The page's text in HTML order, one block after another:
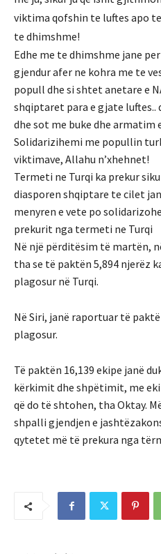
viktima qofshin te luftes apo
te dhimshme!
Edhe me te dhimshme jane
gjendur afer ne kohra me te
popull dhe si shtet anetare e
shqiptaret para e gjate luftes..
dhe sot me buke dhe armatim
Solidarizihemi me popullin
viktimave, Allahu n’xhehnet!
Termeti ne Turqi ka prekur
diasporen shqiptare te cilet
menyren e vete po
prekurit nga termeti ne Turqi
Në një përditësim të martën,
tha se të paktën 5,894 njerëz
plagosur në Turqi.
Në Siri, janë raportuar të
plagosur.
Të paktën 16,139 ekipe janë
kërkimit dhe shpëtimit, me
që do të shtohen, tha Oktay.
shpalli gjendjen e
qytetet më të prekura nga